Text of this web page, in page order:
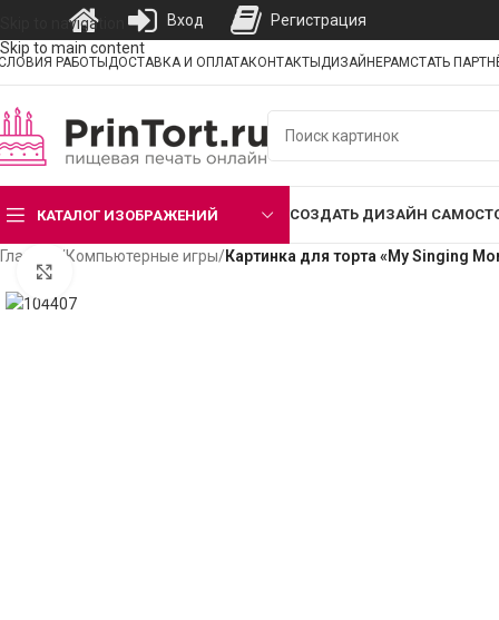
Skip to navigation
Skip to main content
РАБОТЫ ДОСТАВКА И ОПЛАТАКОНТАКТЫ ДИЗАЙНЕРАМСТАТЬ
КАТАЛОГ ИЗОБРАЖЕНИЙ СОЗДАТЬ ДИЗАЙН
Главная /Компьютерные игры/Картинка для торта «My Singing
Вход Регистрация